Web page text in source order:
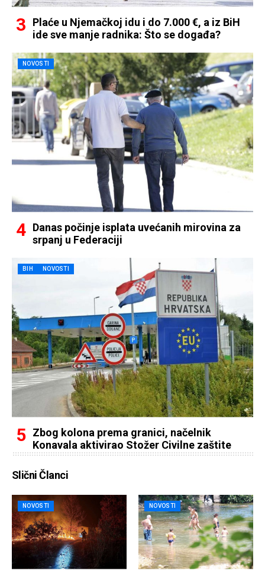
Plaće u Njemačkoj idu i do 7.000 €, a iz BiH
ide sve manje radnika: Što se događa?
NOVOSTI
Danas počinje isplata uvećanih mirovina za
srpanj u Federaciji
BIH NOVOSTI
Zbog kolona prema granici, načelnik
Konavala aktivirao Stožer Civilne zaštite
Slični Članci
NOVOSTI NOVOSTI